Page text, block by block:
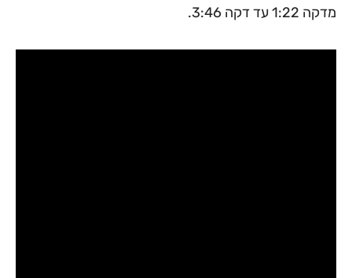
מדקה 1:22 עד דקה 3:46.